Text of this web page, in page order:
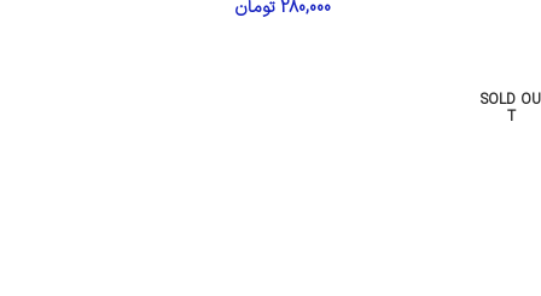
280,000تومان
SOLD OU
T